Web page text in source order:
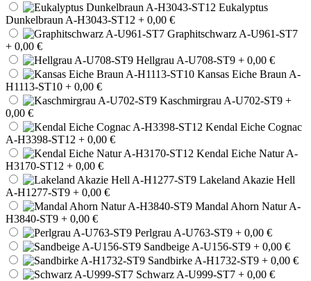
Eukalyptus
Dunkelbraun A-H3043-ST12 + 0,00 €
Graphitschwarz A-U961-ST7
+ 0,00 €
Hellgrau A-U708-ST9 + 0,00 €
Kansas Eiche Braun A-
H1113-ST10 + 0,00 €
Kaschmirgrau A-U702-ST9 +
0,00 €
Kendal Eiche Cognac
A-H3398-ST12 + 0,00 €
Kendal Eiche Natur A-
H3170-ST12 + 0,00 €
Lakeland Akazie Hell
A-H1277-ST9 + 0,00 €
Mandal Ahorn Natur A-
H3840-ST9 + 0,00 €
Perlgrau A-U763-ST9 + 0,00 €
Sandbeige A-U156-ST9 + 0,00 €
Sandbirke A-H1732-ST9 + 0,00 €
Schwarz A-U999-ST7 + 0,00 €